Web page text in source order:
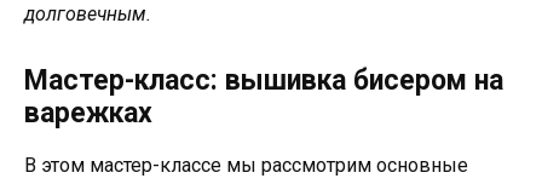
долговечным.
Мастер-класс: вышивка бисером на
варежках
В этом мастер-классе мы рассмотрим основные